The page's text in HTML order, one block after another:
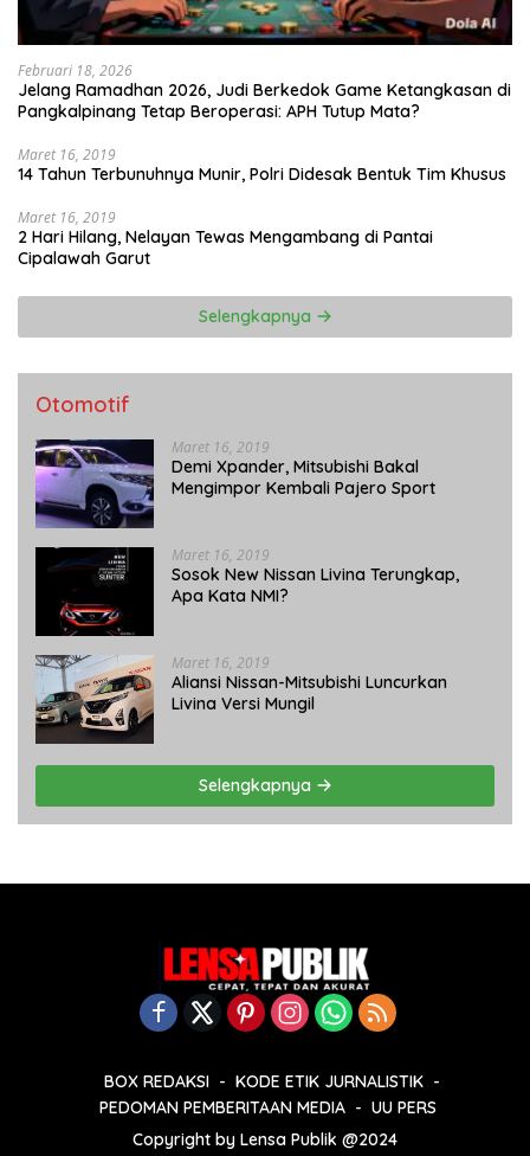
Februari 18, 2026
Jelang Ramadhan 2026, Judi Berkedok Game Ketangkasan di
Pangkalpinang Tetap Beroperasi: APH Tutup Mata?
Maret 16, 2019
14 Tahun Terbunuhnya Munir, Polri Didesak Bentuk Tim Khusus
Maret 16, 2019
2 Hari Hilang, Nelayan Tewas Mengambang di Pantai
Cipalawah Garut
Selengkapnya
Otomotif
Maret 16, 2019
Demi Xpander, Mitsubishi Bakal
Mengimpor Kembali Pajero Sport
Maret 16, 2019
Sosok New Nissan Livina Terungkap,
Apa Kata NMI?
Maret 16, 2019
Aliansi Nissan-Mitsubishi Luncurkan
Livina Versi Mungil
Selengkapnya
BOX REDAKSI
KODE ETIK JURNALISTIK
PEDOMAN PEMBERITAAN MEDIA
UU PERS
Copyright by Lensa Publik @2024